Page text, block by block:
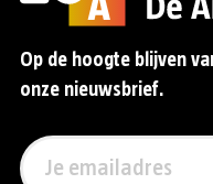
Op de hoogte blijven
onze nieuwsbrief.